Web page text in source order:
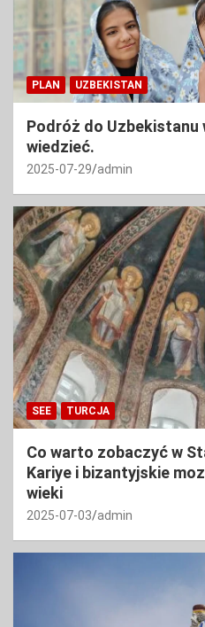
PLAN UZBEKISTAN
Podróż do Uzbekistanu
wiedzieć.
2025-07-29 admin
SEE TURCJA
Co warto zobaczyć w
Kariye i bizantyjskie
wieki
2025-07-03 admin